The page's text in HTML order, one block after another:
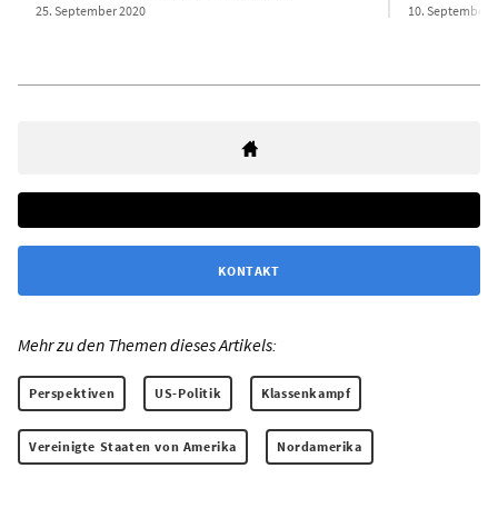
25. September 2020 10. September
KONTAKT
Mehr zu den Themen dieses Artikels:
Perspektiven US-Politik Klassenkampf
Vereinigte Staaten von Amerika Nordamerika